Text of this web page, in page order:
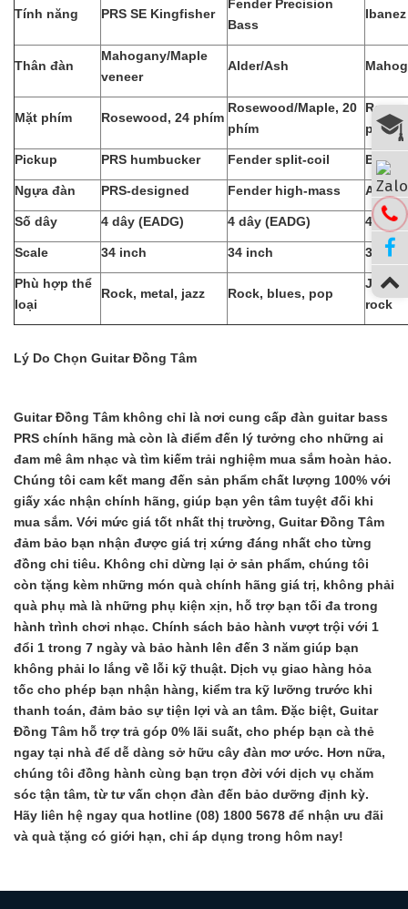
Tính năng PRS SE Kingfisher
Fender Precision
Bass
Thân đàn
Mahogany/Maple
veneer
Alder/Ash
Mặt phím Rosewood, 24 phím
Rosewood/Maple, 20
phím
phím
Pickup PRS humbucker Fender split-coil
Ngựa đàn PRS-designed Fender high-mass Accu-
Số dây 4 dây (EADG) 4 dây (EADG) 4 dây
Scale 34 inch 34 inch 34
Phù hợp thể
loại
Rock, metal, jazz Rock, blues, pop
Jazz,
rock
Lý Do Chọn Guitar Đồng Tâm
Guitar Đồng Tâm không chỉ là nơi cung cấp đàn guitar bass
PRS chính hãng mà còn là điểm đến lý tưởng cho những ai
đam mê âm nhạc và tìm kiếm trải nghiệm mua sắm hoàn hảo.
Chúng tôi cam kết mang đến sản phẩm chất lượng 100% với
giấy xác nhận chính hãng, giúp bạn yên tâm tuyệt đối khi
mua sắm. Với mức giá tốt nhất thị trường, Guitar Đồng Tâm
đảm bảo bạn nhận được giá trị xứng đáng nhất cho từng
đồng chi tiêu. Không chỉ dừng lại ở sản phẩm, chúng tôi
còn tặng kèm những món quà chính hãng giá trị, không phải
quà phụ mà là những phụ kiện xịn, hỗ trợ bạn tối đa trong
hành trình chơi nhạc. Chính sách bảo hành vượt trội với 1
đổi 1 trong 7 ngày và bảo hành lên đến 3 năm giúp bạn
không phải lo lắng về lỗi kỹ thuật. Dịch vụ giao hàng hỏa
tốc cho phép bạn nhận hàng, kiểm tra kỹ lưỡng trước khi
thanh toán, đảm bảo sự tiện lợi và an tâm. Đặc biệt, Guitar
Đồng Tâm hỗ trợ trả góp 0% lãi suất, cho phép bạn cà thẻ
ngay tại nhà để dễ dàng sở hữu cây đàn mơ ước. Hơn nữa,
chúng tôi đồng hành cùng bạn trọn đời với dịch vụ chăm
sóc tận tâm, từ tư vấn chọn đàn đến bảo dưỡng định kỳ.
Hãy liên hệ ngay qua hotline (08) 1800 5678 để nhận ưu đãi
và quà tặng có giới hạn, chỉ áp dụng trong hôm nay!